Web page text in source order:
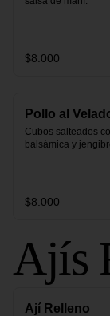
$8.000
Pollo al
Cubos salteados
balsámica y
$8.000
Ajís
Ají Relleno